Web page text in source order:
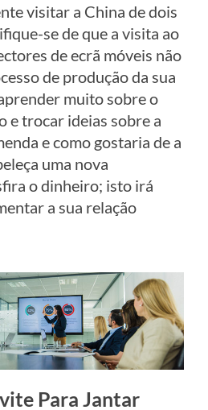
visitar a China de dois
se de que a visita ao
de ecrã móveis não
de produção da sua
muito sobre o
e trocar ideias sobre a
e como gostaria de a
uma nova
o dinheiro; isto irá
a sua relação
Para Jantar